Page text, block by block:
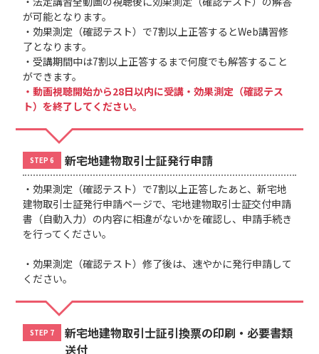
が可能となります。
・効果測定（確認テスト）で7割以上正答するとWeb講習修
了となります。
・受講期間中は7割以上正答するまで何度でも解答すること
ができます。
・動画視聴開始から28日以内に受講・効果測定（確認テス
ト）を終了してください。
STEP 6 新宅地建物取引士証発行申請
・効果測定（確認テスト）で7割以上正答したあと、新宅地
建物取引士証発行申請ページで、宅地建物取引士証交付申請
書（自動入力）の内容に相違がないかを確認し、申請手続き
を行ってください。
・効果測定（確認テスト）修了後は、速やかに発行申請して
ください。
STEP 7
新宅地建物取引士証引換票の印刷・必要書類
送付